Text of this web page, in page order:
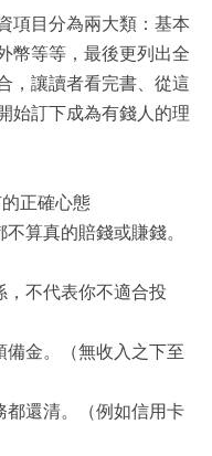
項目分為兩大類：基本
幣等等，最後更列出全
，讓讀者看完書、從這
始訂下成為有錢人的理
正確心態
算真的賠錢或賺錢。
不代表你不適合投
金。（無收入之下至
還清。（例如信用卡